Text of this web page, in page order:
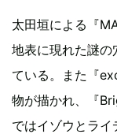
太田垣による『
地表に現れた謎
ている。また『
物が描かれ、『
ではイゾウとライ